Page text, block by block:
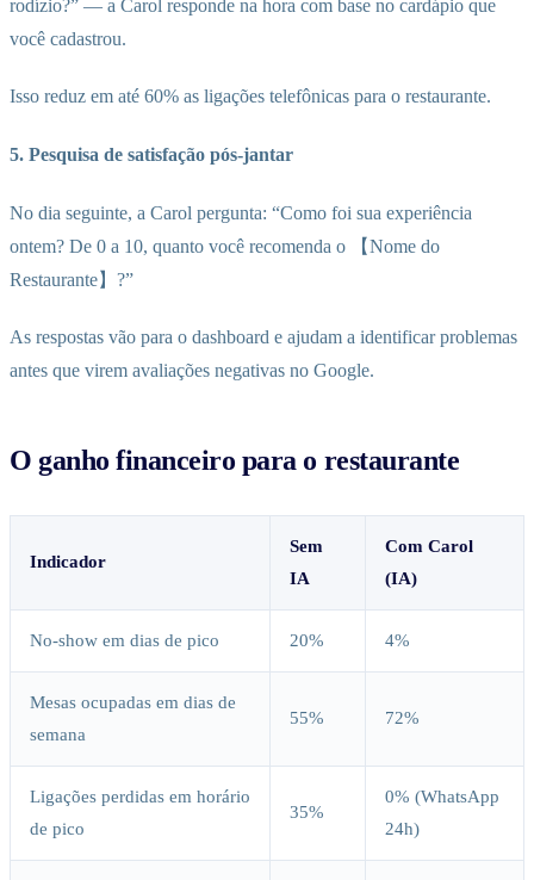
rodízio?” — a Carol responde na hora com base no cardápio que
você cadastrou.
Isso reduz em até 60% as ligações telefônicas para o restaurante.
5. Pesquisa de satisfação pós-jantar
No dia seguinte, a Carol pergunta: “Como foi sua experiência
ontem? De 0 a 10, quanto você recomenda o 【Nome do
Restaurante】?”
As respostas vão para o dashboard e ajudam a identificar problemas
antes que virem avaliações negativas no Google.
O ganho financeiro para o restaurante
Indicador
Sem
IA
Com Carol
(IA)
No-show em dias de pico 20% 4%
Mesas ocupadas em dias de
semana
55% 72%
Ligações perdidas em horário
de pico
35%
0% (WhatsApp
24h)